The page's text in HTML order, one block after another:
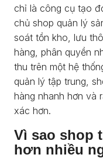
chỉ là công cụ tạo
chủ shop quản lý
soát tồn kho, lưu
hàng, phân quyền
thu trên một hệ
quản lý tập trung,
hàng nhanh hơn và
xác hơn.
Vì sao shop
hơn nhiều